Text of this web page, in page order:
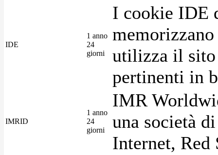
IDE
1 anno
24
giorni
I cookie IDE
utilizza il sito
pertinenti in
IMRID
1 anno
24
giorni
IMR
una società
Internet, Red